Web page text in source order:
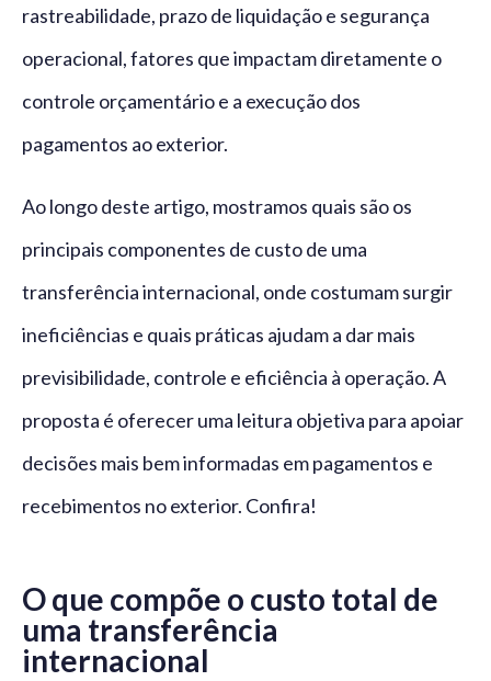
rastreabilidade, prazo de liquidação e segurança
operacional, fatores que impactam diretamente o
controle orçamentário e a execução dos
pagamentos ao exterior.
Ao longo deste artigo, mostramos quais são os
principais componentes de custo de uma
transferência internacional, onde costumam surgir
ineficiências e quais práticas ajudam a dar mais
previsibilidade, controle e eficiência à operação. A
proposta é oferecer uma leitura objetiva para apoiar
decisões mais bem informadas em pagamentos e
recebimentos no exterior. Confira!
O que compõe o custo total de
uma transferência
internacional